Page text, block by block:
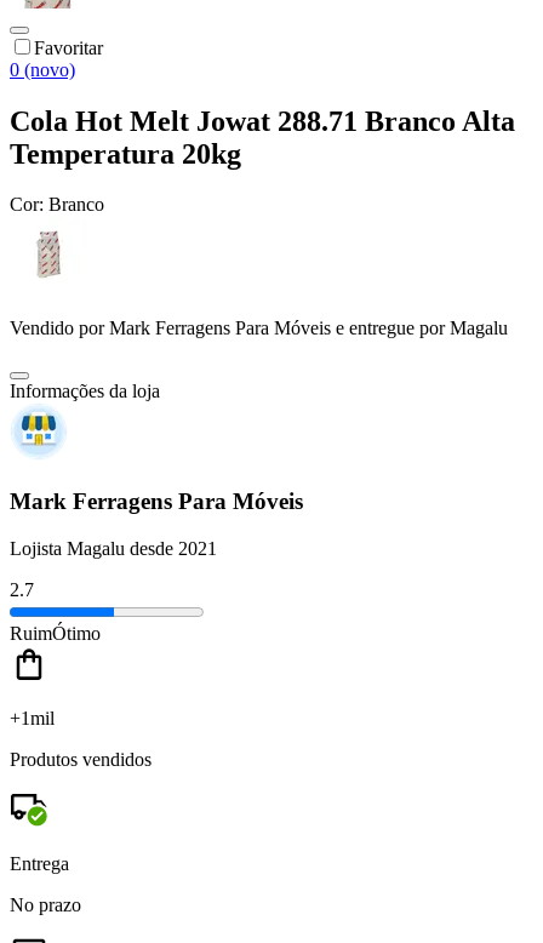
Favoritar
0 (novo)
Cola Hot Melt Jowat 288.71 Branco Alta
Temperatura 20kg
Cor: Branco
Vendido porMark Ferragens Para Móveis e entregue por Magalu
Informações da loja
Mark Ferragens Para Móveis
Lojista Magalu desde 2021
2.7
RuimÓtimo
+1mil
Produtos vendidos
Entrega
No prazo